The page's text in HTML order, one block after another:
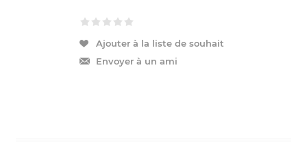
Ajouter à la liste de souhait
Envoyer à un ami